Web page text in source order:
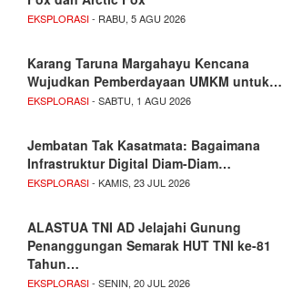
EKSPLORASI- RABU, 5 AGU 2026
Karang Taruna Margahayu Kencana
Wujudkan Pemberdayaan UMKM untuk…
EKSPLORASI- SABTU, 1 AGU 2026
Jembatan Tak Kasatmata: Bagaimana
Infrastruktur Digital Diam-Diam…
EKSPLORASI- KAMIS, 23 JUL 2026
ALASTUA TNI AD Jelajahi Gunung
Penanggungan Semarak HUT TNI ke-81
Tahun…
EKSPLORASI- SENIN, 20 JUL 2026